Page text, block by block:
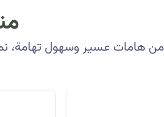
من هامات عسير وسهول تهامة،